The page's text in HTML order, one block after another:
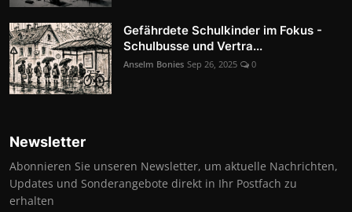
Gefährdete Schulkinder im Fokus -
Schulbusse und Vertra...
Anselm Bonies Sep 26, 2025 0
Newsletter
Abonnieren Sie unseren Newsletter, um aktuelle Nachrichten,
Updates und Sonderangebote direkt in Ihr Postfach zu
erhalten